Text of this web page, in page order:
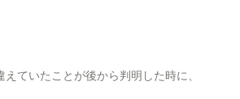
ていたことが後から判明した時に、